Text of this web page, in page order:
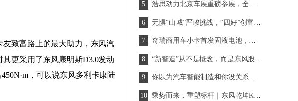
致富路上的最大助力，东风汽
更采用了东风康明斯D3.0发动
，可以说东风多利卡康陆
浩思动力北京车展重磅参展，全球CEO发表演讲破解纯电混动平台兼容难题
无惧“山城”严峻挑战，“四好”创富国民VAN获高度评价
奇瑞商用车小卡首发固液电池，重新定义新能源物流车！
“新智造”从不是概念，而是东风股份给出的时代答案
你以为汽车智能制造和你没关系？其实有大联系！
乘势而来，重塑标杆｜东风乾坤K6/K6E成都上市，引爆轻卡行业新热潮